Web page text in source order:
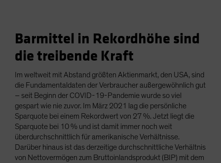
Barmittel in Rekordhöhe sind
die treibende Kraft
Im weltweit mit Abstand größten Aktienmarkt, den USA, sind
die Fundamentaldaten der Verbraucher außergewöhnlich gut
– seit Beginn der COVID-19-Pandemie wurde so viel
gespart wie nie zuvor. Im März 2021 lag die persönliche
Sparquote bei einem Rekordwert von 27 %. Jetzt liegt die
Sparquote bei 10 % und ist damit immer noch weit
überdurchschnittlich für amerikanische Verhältnisse.
Darüber hinaus ist das derzeitige durchschnittliche Verhältnis
von Nettovermögen zum Bruttoinlandsprodukt (BIP) mit dem